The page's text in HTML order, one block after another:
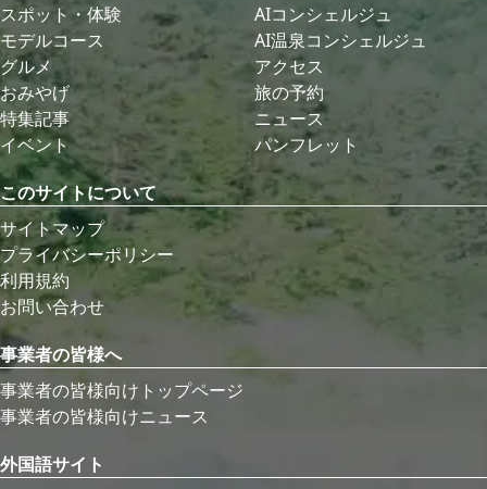
スポット・体験
モデルコース
グルメ
おみやげ
特集記事
イベント
AIコンシェルジュ
AI温泉コンシェルジュ
アクセス
旅の予約
ニュース
パンフレット
このサイトについて
サイトマップ
プライバシーポリシー
利用規約
お問い合わせ
事業者の皆様へ
事業者の皆様向けトップページ
事業者の皆様向けニュース
外国語サイト